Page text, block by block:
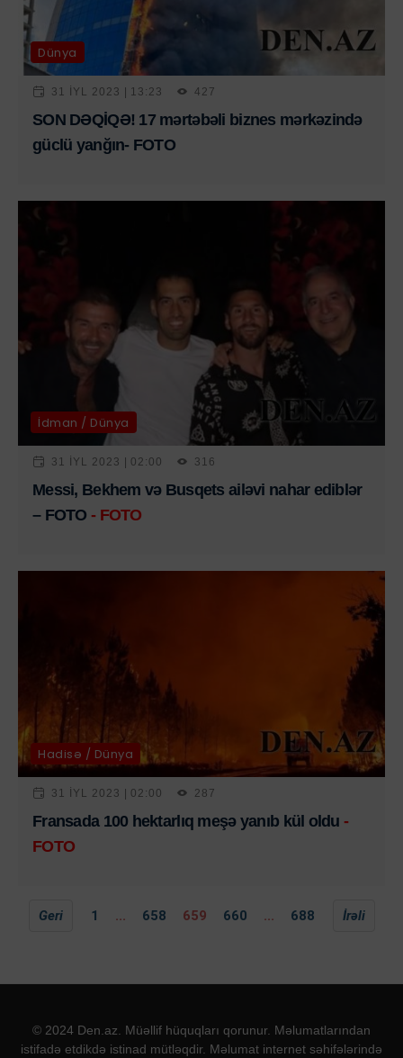
Dünya
31 IYL 2023 | 13:23 427
SON DƏQİQƏ! 17 mərtəbəli biznes mərkəzində
güclü yanğın- FOTO
İdman / Dünya
31 IYL 2023 | 02:00 316
Messi, Bekhem və Busqets ailəvi nahar ediblər
– FOTO - FOTO
Hadisə / Dünya
31 IYL 2023 | 02:00 287
Fransada 100 hektarlıq meşə yanıb kül oldu -
FOTO
Geri 1 ... 658 659 660 ... 688 İrəli
© 2024 Den.az. Müəllif hüquqları qorunur. Məlumatlarından
istifadə etdikdə istinad mütləqdir. Məlumat internet səhifələrində